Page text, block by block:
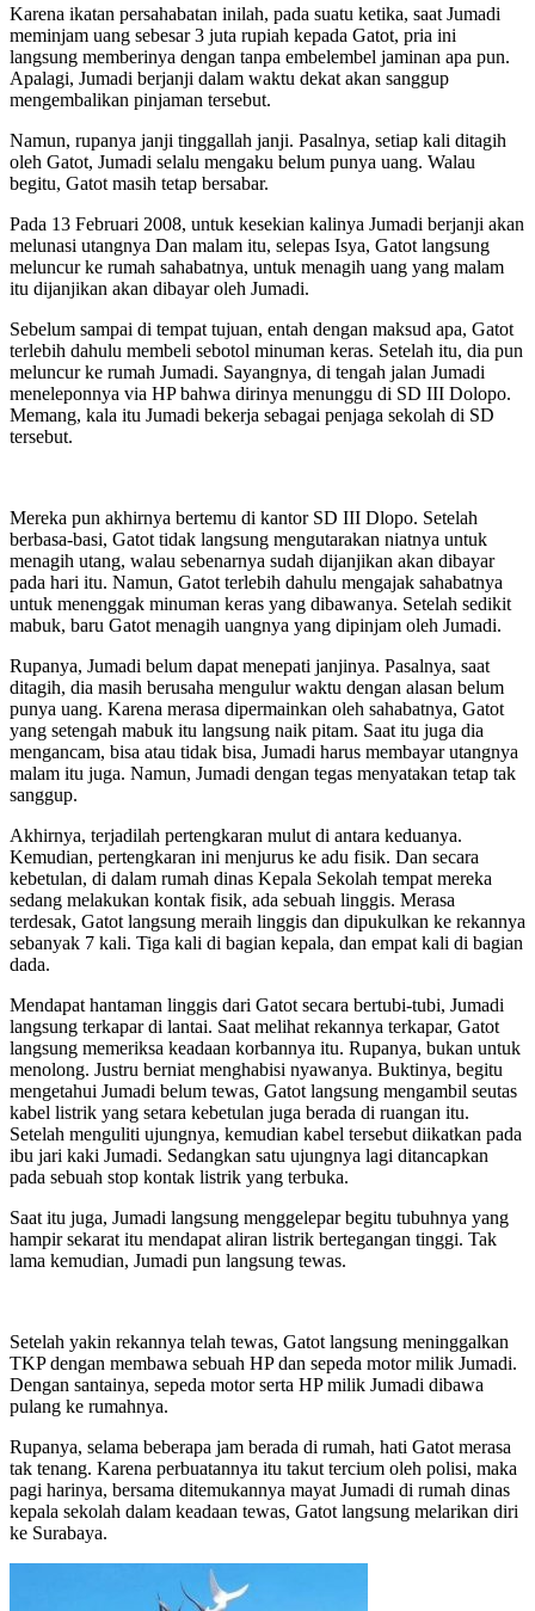
Karena ikatan persahabatan inilah, pada suatu ketika, saat Jumadi
meminjam uang sebesar 3 juta rupiah kepada Gatot, pria ini
langsung memberinya dengan tanpa embelembel jaminan apa pun.
Apalagi, Jumadi berjanji dalam waktu dekat akan sanggup
mengembalikan pinjaman tersebut.
Namun, rupanya janji tinggallah janji. Pasalnya, setiap kali ditagih
oleh Gatot, Jumadi selalu mengaku belum punya uang. Walau
begitu, Gatot masih tetap bersabar.
Pada 13 Februari 2008, untuk kesekian kalinya Jumadi berjanji akan
melunasi utangnya Dan malam itu, selepas Isya, Gatot langsung
meluncur ke rumah sahabatnya, untuk menagih uang yang malam
itu dijanjikan akan dibayar oleh Jumadi.
Sebelum sampai di tempat tujuan, entah dengan maksud apa, Gatot
terlebih dahulu membeli sebotol minuman keras. Setelah itu, dia pun
meluncur ke rumah Jumadi. Sayangnya, di tengah jalan Jumadi
meneleponnya via HP bahwa dirinya menunggu di SD III Dolopo.
Memang, kala itu Jumadi bekerja sebagai penjaga sekolah di SD
tersebut.
Mereka pun akhirnya bertemu di kantor SD III Dlopo. Setelah
berbasa-basi, Gatot tidak langsung mengutarakan niatnya untuk
menagih utang, walau sebenarnya sudah dijanjikan akan dibayar
pada hari itu. Namun, Gatot terlebih dahulu mengajak sahabatnya
untuk menenggak minuman keras yang dibawanya. Setelah sedikit
mabuk, baru Gatot menagih uangnya yang dipinjam oleh Jumadi.
Rupanya, Jumadi belum dapat menepati janjinya. Pasalnya, saat
ditagih, dia masih berusaha mengulur waktu dengan alasan belum
punya uang. Karena merasa dipermainkan oleh sahabatnya, Gatot
yang setengah mabuk itu langsung naik pitam. Saat itu juga dia
mengancam, bisa atau tidak bisa, Jumadi harus membayar utangnya
malam itu juga. Namun, Jumadi dengan tegas menyatakan tetap tak
sanggup.
Akhirnya, terjadilah pertengkaran mulut di antara keduanya.
Kemudian, pertengkaran ini menjurus ke adu fisik. Dan secara
kebetulan, di dalam rumah dinas Kepala Sekolah tempat mereka
sedang melakukan kontak fisik, ada sebuah linggis. Merasa
terdesak, Gatot langsung meraih linggis dan dipukulkan ke rekannya
sebanyak 7 kali. Tiga kali di bagian kepala, dan empat kali di bagian
dada.
Mendapat hantaman linggis dari Gatot secara bertubi-tubi, Jumadi
langsung terkapar di lantai. Saat melihat rekannya terkapar, Gatot
langsung memeriksa keadaan korbannya itu. Rupanya, bukan untuk
menolong. Justru berniat menghabisi nyawanya. Buktinya, begitu
mengetahui Jumadi belum tewas, Gatot langsung mengambil seutas
kabel listrik yang setara kebetulan juga berada di ruangan itu.
Setelah menguliti ujungnya, kemudian kabel tersebut diikatkan pada
ibu jari kaki Jumadi. Sedangkan satu ujungnya lagi ditancapkan
pada sebuah stop kontak listrik yang terbuka.
Saat itu juga, Jumadi langsung menggelepar begitu tubuhnya yang
hampir sekarat itu mendapat aliran listrik bertegangan tinggi. Tak
lama kemudian, Jumadi pun langsung tewas.
Setelah yakin rekannya telah tewas, Gatot langsung meninggalkan
TKP dengan membawa sebuah HP dan sepeda motor milik Jumadi.
Dengan santainya, sepeda motor serta HP milik Jumadi dibawa
pulang ke rumahnya.
Rupanya, selama beberapa jam berada di rumah, hati Gatot merasa
tak tenang. Karena perbuatannya itu takut tercium oleh polisi, maka
pagi harinya, bersama ditemukannya mayat Jumadi di rumah dinas
kepala sekolah dalam keadaan tewas, Gatot langsung melarikan diri
ke Surabaya.